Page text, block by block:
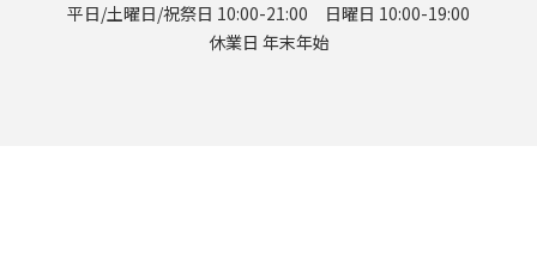
平日/土曜日/祝祭日 10:00-21:00 日曜日 10:00-19:00
休業日 年末年始